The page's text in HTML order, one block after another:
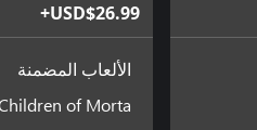
USD$26.99+
الألعاب المضمنة
of Morta